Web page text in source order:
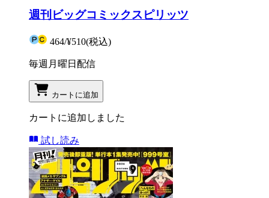
週刊ビッグコミックスピリッツ
464/¥510(税込)
毎週月曜日配信
カートに追加
カートに追加しました
試し読み